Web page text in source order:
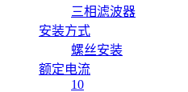
三相滤波器
安装方式
螺丝安装
额定电流
10